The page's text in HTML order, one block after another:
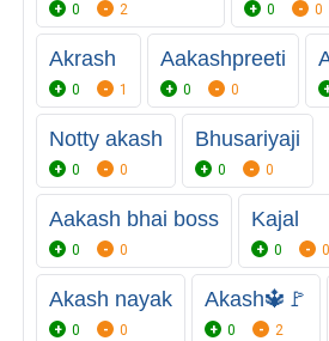
0 2 0 0
Akrash
0 1
Aakashpreeti
0 0
Notty akash
0 0
Bhusariyaji
0 0
Aakash bhai boss
0 0
Kajal
0 0
Akash nayak
0 0
Akash🔱🚩
0 2